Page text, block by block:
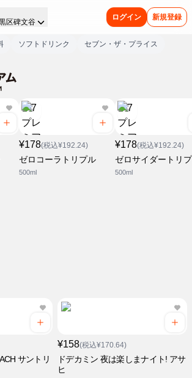
区碑文谷
ログイン 新規登録
ソフトドリンク セブン・ザ・プライス
¥178(税込¥192.24)
ゼロコーラトリプル
500ml
¥178(税込¥192.24)
ゼロサイダートリ
500ml
サントリ
¥158(税込¥170.64)
ドデカミン 夜は楽しまナイト! アサ
ヒ